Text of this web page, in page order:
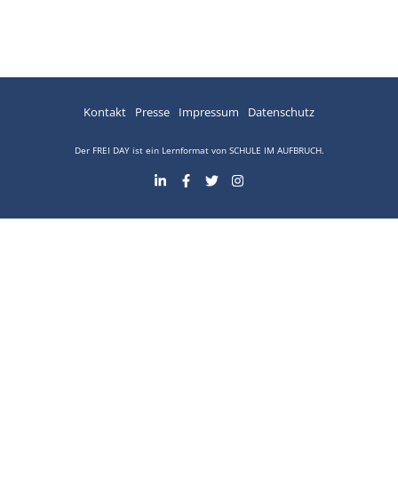
Kontakt Presse Impressum Datenschutz
Der FREI DAY ist ein Lernformat von SCHULE IM AUFBRUCH.